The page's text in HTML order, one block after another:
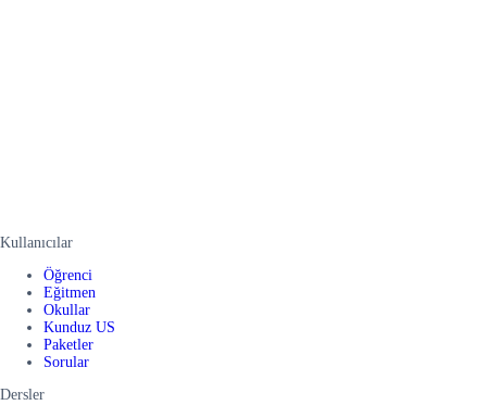
Kullanıcılar
Öğrenci
Eğitmen
Okullar
Kunduz US
Paketler
Sorular
Dersler